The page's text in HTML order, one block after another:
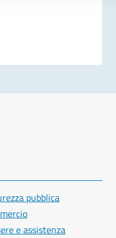
pubblica
e assistenza